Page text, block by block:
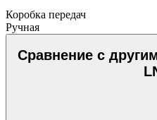
Коробка передач
Ручная
Сравнение с